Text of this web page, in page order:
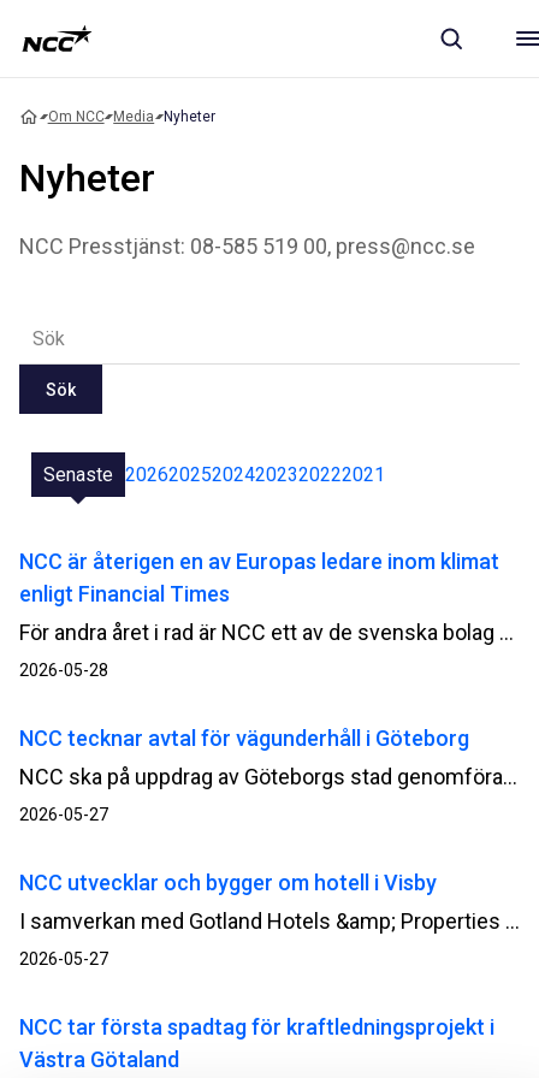
Om NCC Media Nyheter
Nyheter
NCC Presstjänst: 08-585 519 00, press@ncc.se
Sök
Senaste 202620252024202320222021
NCC är återigen en av Europas ledare inom klimat
enligt Financial Times
För andra året i rad är NCC ett av de svenska bolag som finns med på listan över Europas klimatledare. Rankningen är sammanställd av Financial Times i samarbete med undersökningsbolaget Statista.
2026-05-28
NCC tecknar avtal för vägunderhåll i Göteborg
NCC ska på uppdrag av Göteborgs stad genomföra underhålls- och beläggningsåtgärder på vägar och gator inom kommunen. Ordervärdet uppgår till cirka 40 MSEK.
2026-05-27
NCC utvecklar och bygger om hotell i Visby
I samverkan med Gotland Hotels &amp; Properties ska NCC:s dotterbolag Nybergs Entreprenad bygga om hotellet ovanför hamnen i Visby, som i dag drivs som Scandic Visby. Projektet omfattar både rivning, nybyggnation och utveckling av befintliga ytor.
2026-05-27
NCC tar första spadtag för kraftledningsprojekt i
Västra Götaland